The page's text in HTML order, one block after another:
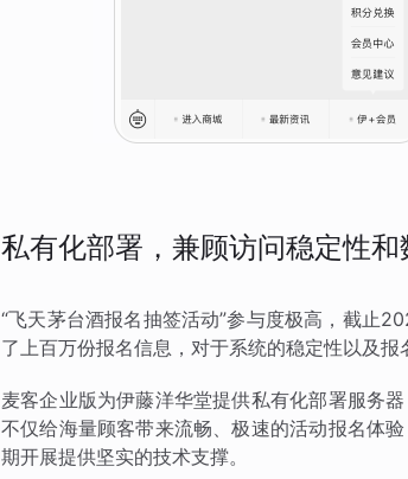
私有化部署，兼顾访问稳定性和
“飞天茅台酒报名抽签活动”参与度极高，截止
了上百万份报名信息，对于系统的稳定性以及报
麦客企业版为伊藤洋华堂提供私有化部署服务
不仅给海量顾客带来流畅、极速的活动报名体
期开展提供坚实的技术支撑。